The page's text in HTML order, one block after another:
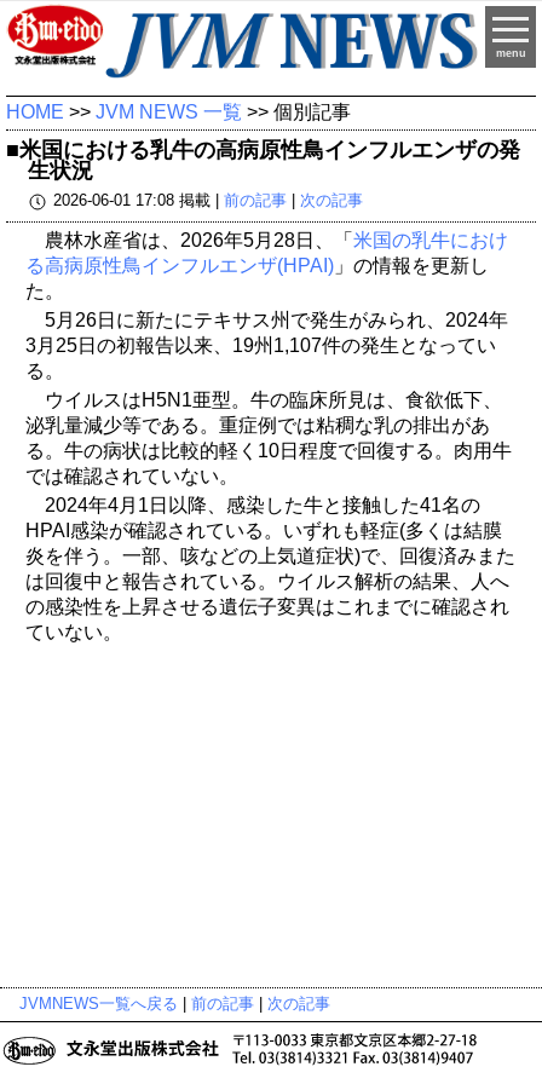
menu
HOME >> JVM NEWS 一覧 >> 個別記事
■米国における乳牛の高病原性鳥インフルエンザの発
生状況
2026-06-01 17:08 掲載 | 前の記事| 次の記事
農林水産省は、2026年5月28日、「 米国の乳牛におけ
る高病原性鳥インフルエンザ(HPAI) 」の情報を更新し
た。
5月26日に新たにテキサス州で発生がみられ、2024年
3月25日の初報告以来、19州1,107件の発生となってい
る。
ウイルスはH5N1亜型。牛の臨床所見は、食欲低下、
泌乳量減少等である。重症例では粘稠な乳の排出があ
る。牛の病状は比較的軽く10日程度で回復する。肉用牛
では確認されていない。
2024年4月1日以降、感染した牛と接触した41名の
HPAI感染が確認されている。いずれも軽症(多くは結膜
炎を伴う。一部、咳などの上気道症状)で、回復済みまた
は回復中と報告されている。ウイルス解析の結果、人へ
の感染性を上昇させる遺伝子変異はこれまでに確認され
ていない。
JVMNEWS一覧へ戻る 前の記事 次の記事